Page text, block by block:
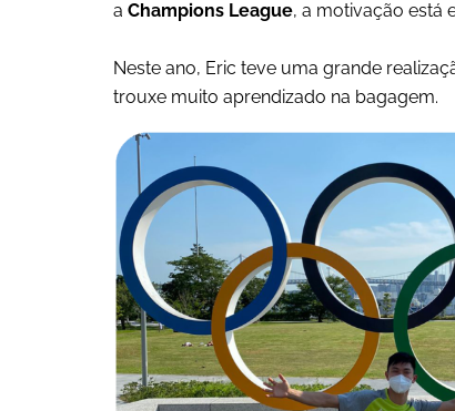
a Champions League, a motivação está
Neste ano, Eric teve uma grande
trouxe muito aprendizado na bagagem.